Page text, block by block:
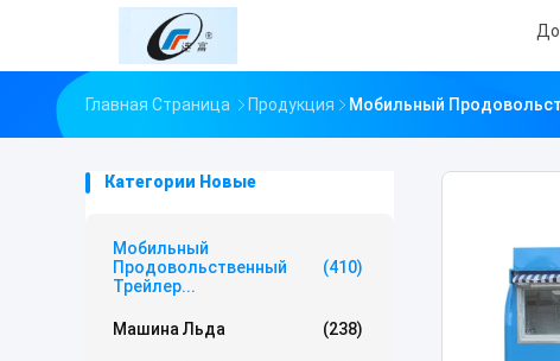
Главная Страница Продукция Мобильный
Категории Новые
Мобильный
Продовольственный
Трейлер...
(410)
Машина Льда (238)